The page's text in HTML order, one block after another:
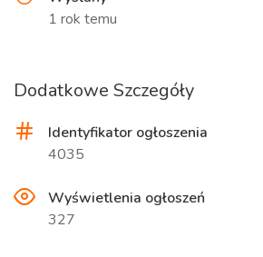
1 rok temu
Dodatkowe Szczegóły
Identyfikator ogłoszenia
4035
Wyświetlenia ogłoszeń
327